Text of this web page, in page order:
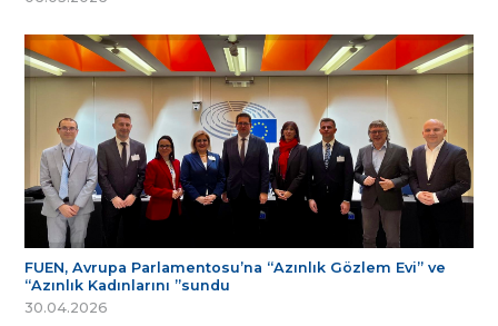
FUEN, Avrupa Parlamentosu’na “Azınlık Gözlem Evi” ve
“Azınlık Kadınlarını ”sundu
30.04.2026